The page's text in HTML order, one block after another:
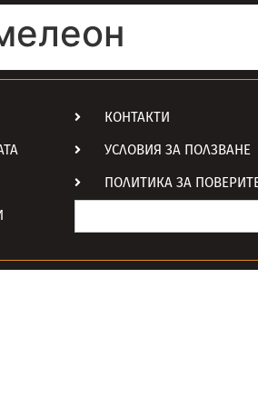
КОНТАКТИ
УСЛОВИЯ ЗА ПОЛЗВАНЕ
ПОЛИТИКА ЗА
Search